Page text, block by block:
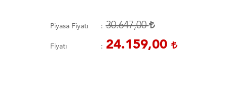
Piyasa Fiyatı 30.647,00
Fiyatı 24.159,00